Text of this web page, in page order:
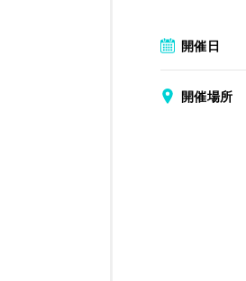
開催日
開催場所